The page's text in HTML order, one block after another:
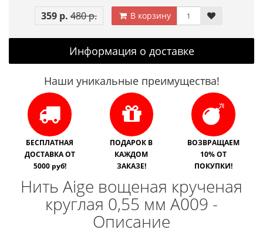
359 р. 480 р. В корзину
Информация о доставке
Наши уникальные преимущества!
БЕСПЛАТНАЯ
ДОСТАВКА ОТ
5000 руб!
ПОДАРОК В
КАЖДОМ
ЗАКАЗЕ!
ВОЗВРАЩАЕМ
10% ОТ
ПОКУПКИ!
Нить Aige вощеная крученая
круглая 0,55 мм A009 -
Описание